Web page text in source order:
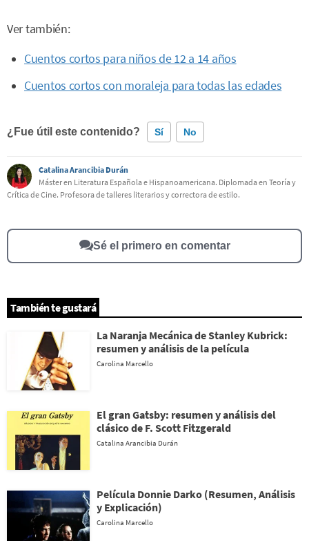
Ver también:
Cuentos cortos para niños de 12 a 14 años
Cuentos cortos con moraleja para todas las edades
¿Fue útil este contenido? Sí No
Este contenido contiene información incorrecta
Este contenido no tiene la información que busco
Otro
Catalina Arancibia Durán
Máster en Literatura Española e Hispanoamericana. Diplomada en Teoría y
Crítica de Cine. Profesora de talleres literarios y correctora de estilo.
Sé el primero en comentar
También te gustará
La Naranja Mecánica de Stanley Kubrick:
resumen y análisis de la película
Carolina Marcello
El gran Gatsby: resumen y análisis del
clásico de F. Scott Fitzgerald
Catalina Arancibia Durán
Película Donnie Darko (Resumen, Análisis
y Explicación)
Carolina Marcello